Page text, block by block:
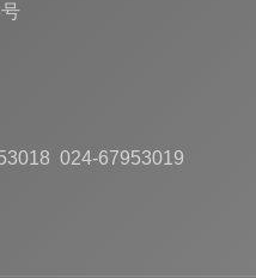
024-67953019